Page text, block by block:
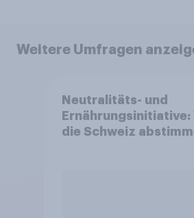
Weitere Umfragen
Neutralitäts- und
Ernährungsinitiative:
die Schweiz